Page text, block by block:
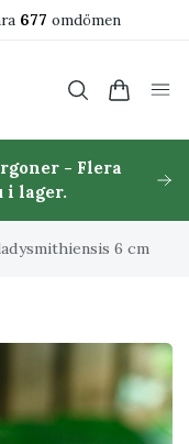
677 omdömen
- Flera
i lager.
6 cm